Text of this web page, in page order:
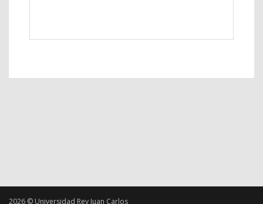
2026 © Universidad Rey Juan Carlos